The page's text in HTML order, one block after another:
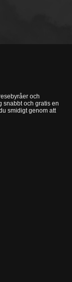
och
snabbt och gratis en
smidigt genom att